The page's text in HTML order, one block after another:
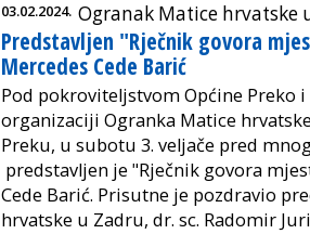
03.02.2024. Ogranak Matice hrvatske
Predstavljen "Rječnik govora
Mercedes Cede Barić
Pod pokroviteljstvom Općine Preko
organizaciji Ogranka Matice
Preku, u subotu 3. veljače pred
predstavljen je "Rječnik govora
Cede Barić. Prisutne je pozdravio
hrvatske u Zadru, dr. sc. Radomir